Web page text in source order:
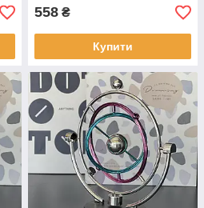
558 ₴
Купити